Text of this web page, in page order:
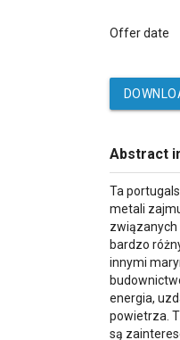
Offer date
Abstract
Ta
metali
bardzo
innymi
energia,
powietrza.
są